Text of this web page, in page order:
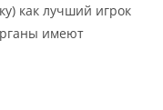
как лучший игрок
имеют